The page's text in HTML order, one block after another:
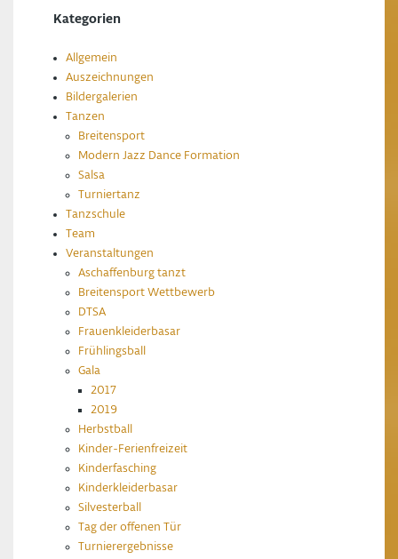
Kategorien
Allgemein
Auszeichnungen
Bildergalerien
Tanzen
Breitensport
Modern Jazz Dance Formation
Salsa
Turniertanz
Tanzschule
Team
Veranstaltungen
Aschaffenburg tanzt
Breitensport Wettbewerb
DTSA
Frauenkleiderbasar
Frühlingsball
Gala
2017
2019
Herbstball
Kinder-Ferienfreizeit
Kinderfasching
Kinderkleiderbasar
Silvesterball
Tag der offenen Tür
Turnierergebnisse